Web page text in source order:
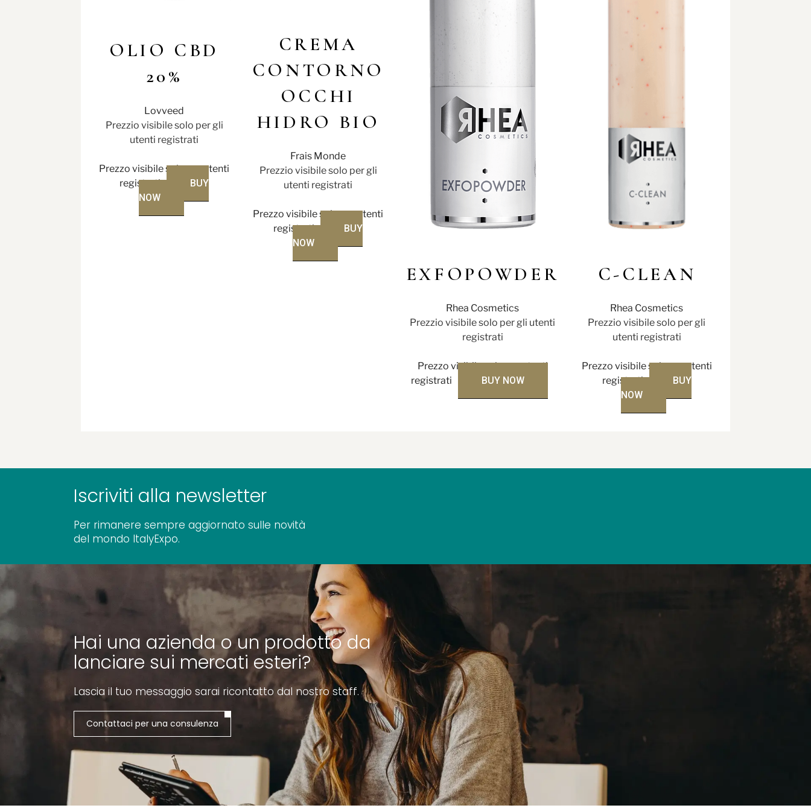
OLIO CBD
20%
Lovveed
Prezzio visibile solo per gli
utenti registrati
Prezzo visibile solo per utenti
registrati
BUY
NOW
CREMA
CONTORNO
OCCHI
HIDRO BIO
Frais Monde
Prezzio visibile solo per gli
utenti registrati
Prezzo visibile solo per utenti
registrati
BUY
NOW
EXFOPOWDER
Rhea Cosmetics
Prezzio visibile solo per gli utenti
registrati
Prezzo visibile solo per utenti
registrati
BUY NOW
C-CLEAN
Rhea Cosmetics
Prezzio visibile solo per gli
utenti registrati
Prezzo visibile solo per utenti
registrati
BUY
NOW
Iscriviti alla newsletter
Per rimanere sempre aggiornato sulle novità
del mondo ItalyExpo.
Hai una azienda o un prodotto da
lanciare sui mercati esteri?
Lascia il tuo messaggio sarai ricontatto dal nostro staff.
Contattaci per una consulenza